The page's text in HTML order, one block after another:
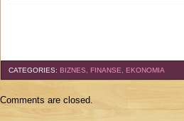
CATEGORIES: BIZNES, FINANSE, EKONOMIA
Comments are closed.